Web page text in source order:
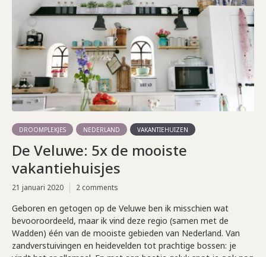
DROOMPLEKJES NEDERLAND VAKANTIEHUIZEN
De Veluwe: 5x de mooiste
vakantiehuisjes
21 januari 2020 2 comments
Geboren en getogen op de Veluwe ben ik misschien wat
bevooroordeeld, maar ik vind deze regio (samen met de
Wadden) één van de mooiste gebieden van Nederland. Van
zandverstuivingen en heidevelden tot prachtige bossen: je